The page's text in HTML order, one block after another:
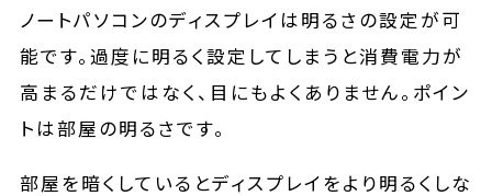
ノートパソコンのディスプレイは明るさの設定が可
能です。過度に明るく設定してしまうと消費電力が
高まるだけではなく、目にもよくありません。ポイン
トは部屋の明るさです。
部屋を暗くしているとディスプレイをより明るくしな